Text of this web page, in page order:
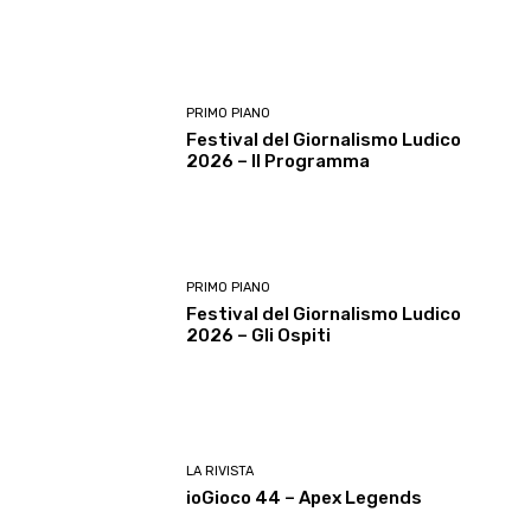
PRIMO PIANO
Festival del Giornalismo Ludico
2026 – Il Programma
PRIMO PIANO
Festival del Giornalismo Ludico
2026 – Gli Ospiti
LA RIVISTA
ioGioco 44 – Apex Legends